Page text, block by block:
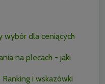
wybór dla ceniących
na plecach - jaki
i wskazówki